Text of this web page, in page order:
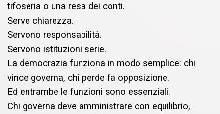
tifoseria o una resa dei conti.
Serve chiarezza.
Servono responsabilità.
Servono istituzioni serie.
La democrazia funziona in modo semplice: chi
vince governa, chi perde fa opposizione.
Ed entrambe le funzioni sono essenziali.
Chi governa deve amministrare con equilibrio,